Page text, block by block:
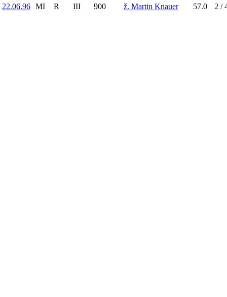
22.06.96
MI R III 900 ž. Martin Knauer 57.0 2 /